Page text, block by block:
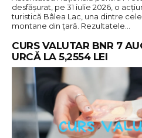
desfășurat, pe 31 iulie 2026, o
turistică Bâlea Lac, una dintre
montane din țară. Rezultatele…
CURS VALUTAR BNR 7
URCĂ LA 5,2554 LEI